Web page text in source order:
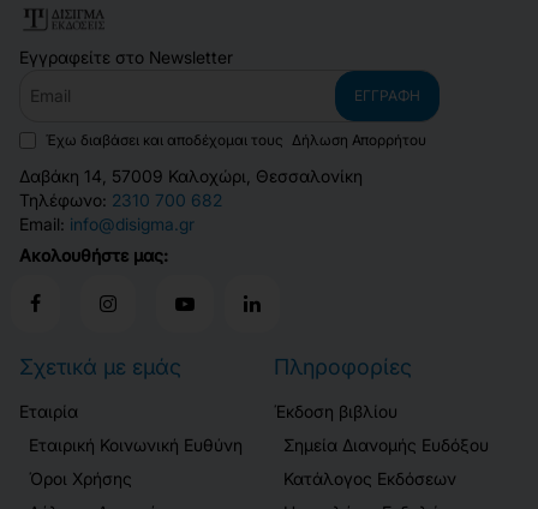
Εγγραφείτε στο Newsletter
ΕΓΓΡΑΦΉ
Έχω διαβάσει και αποδέχομαι τους Δήλωση Απορρήτου
Δαβάκη 14, 57009 Καλοχώρι, Θεσσαλονίκη
Τηλέφωνο: 2310 700 682
Email: info@disigma.gr
Ακολουθήστε μας:
Σχετικά με εμάς
Εταιρία
Εταιρική Κοινωνική Ευθύνη
Όροι Χρήσης
Πληροφορίες
Έκδοση βιβλίου
Σημεία Διανομής Ευδόξου
Κατάλογος Εκδόσεων